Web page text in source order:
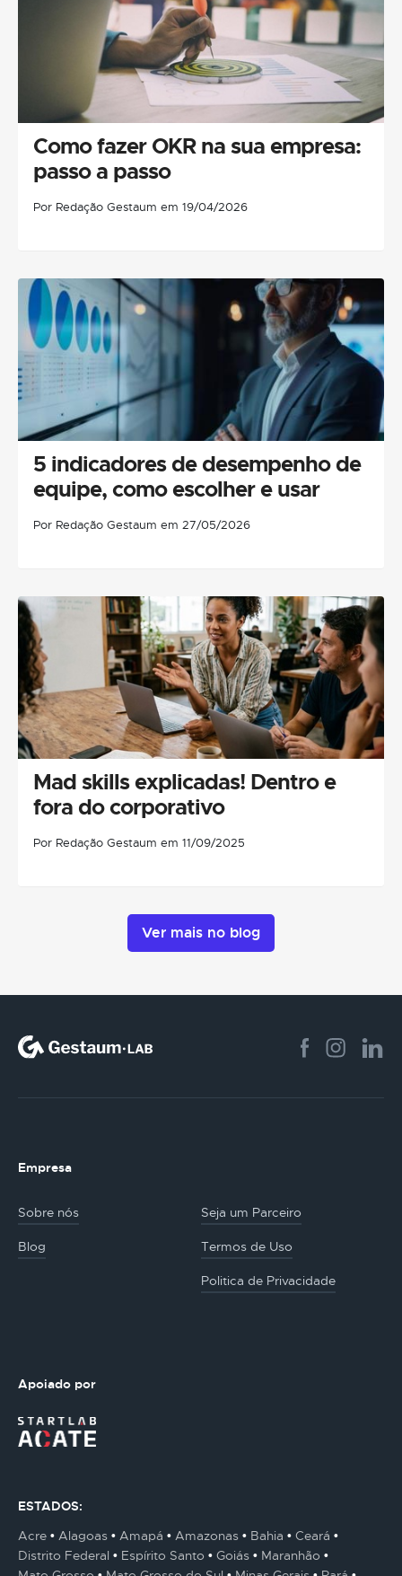
Como fazer OKR na sua empresa:
passo a passo
Por Redação Gestaum em 19/04/2026
5 indicadores de desempenho de
equipe, como escolher e usar
Por Redação Gestaum em 27/05/2026
Mad skills explicadas! Dentro e
fora do corporativo
Por Redação Gestaum em 11/09/2025
Ver mais no blog
Empresa
Sobre nós Seja um Parceiro
Blog Termos de Uso
Politica de Privacidade
Apoiado por
ESTADOS:
Acre
Alagoas Amapá Amazonas Bahia
Ceará
Distrito Federal
Espírito Santo Goiás
Maranhão